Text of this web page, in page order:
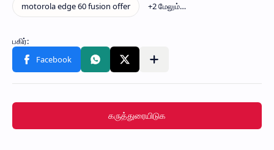
கருத்துரையிடுக